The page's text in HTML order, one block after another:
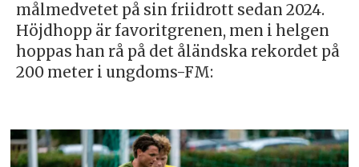
målmedvetet på sin friidrott sedan 2024.
Höjdhopp är favoritgrenen, men i helgen
hoppas han rå på det åländska rekordet på
200 meter i ungdoms-FM: